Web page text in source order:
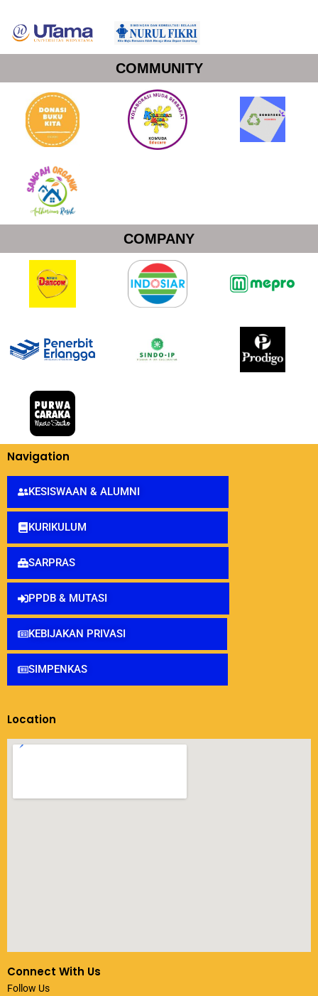
COMMUNITY
COMPANY
Navigation
KESISWAAN & ALUMNI
KURIKULUM
SARPRAS
PPDB & MUTASI
KEBIJAKAN PRIVASI
SIMPENKAS
Location
Connect With Us
Follow Us